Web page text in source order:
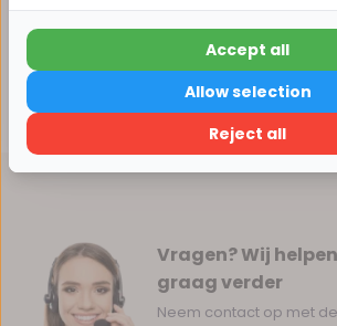
Reviews
Delen
Vragen? Wij
graag verder
Neem contact op met de
15% korting
Verder winkelen
Reject all
Allow selection
Accept all